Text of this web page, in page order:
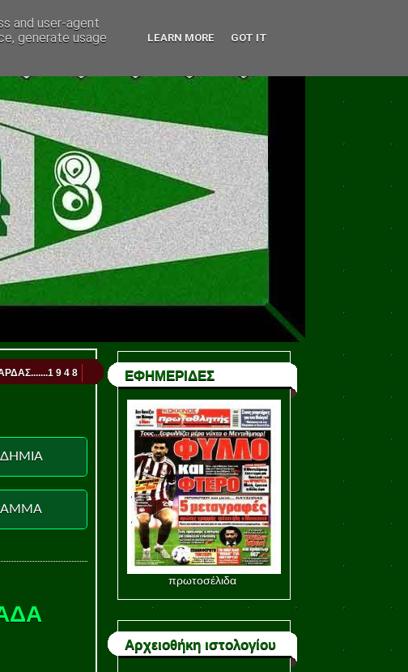
9 4 8 ΕΦΗΜΕΡΙΔΕΣ
πρωτοσέλιδα
Αρχειοθήκη ιστολογίου
and user-agent
generate usage
LEARN MORE GOT IT